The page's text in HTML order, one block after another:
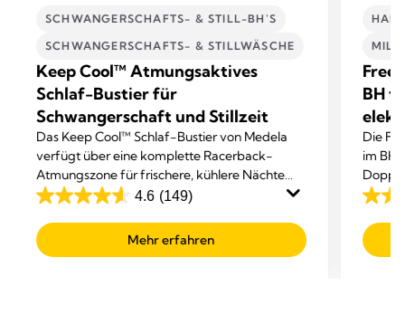
SCHWANGERSCHAFTS- & STILL-BH'S
SCHWANGERSCHAFTS- & STILLWÄSCHE
Keep Cool™ Atmungsaktives
Schlaf-Bustier für
Schwangerschaft und Stillzeit
Das Keep Cool™ Schlaf-Bustier von Medela
verfügt über eine komplette Racerback-
Atmungszone für frischere, kühlere Nächte
und einen komfortablen, erholsamen Schlaf.
4.6 (149)
4.6
von
5
Mehr erfahren
BH
Die
im BH
4.1
von
5